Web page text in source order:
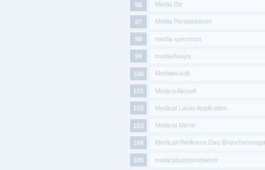
Media Biz
Media Perspektiven
media spectrum
media4ways
Mediaevistik
Medica Aktuell
Medical Laser Application
Medical Mirror
Medical+Wellness Das
medicalsportsnetwork